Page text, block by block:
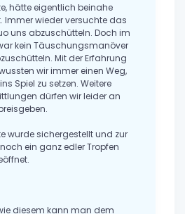
hätte eigentlich beinahe
Immer wieder versuchte das
uns abzuschütteln. Doch im
kein Täuschungsmanöver
Mit der Erfahrung
wir immer einen Weg,
Spiel zu setzen. Weitere
dürfen wir leider an
wurde sichergestellt und zur
ein ganz edler Tropfen
diesem kann man dem